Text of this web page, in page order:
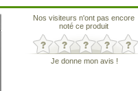
Nos visiteurs n'ont pas encore
noté ce produit
Je donne mon avis !